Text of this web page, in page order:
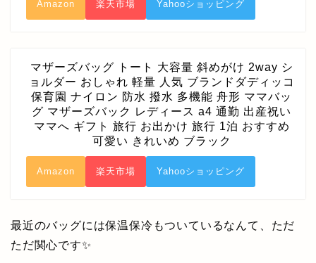
Amazon 楽天市場 Yahooショッピング
マザーズバッグ トート 大容量 斜めがけ 2way シ
ョルダー おしゃれ 軽量 人気 ブランドダディッコ
保育園 ナイロン 防水 撥水 多機能 舟形 ママバッ
グ マザーズバック レディース a4 通勤 出産祝い
ママへ ギフト 旅行 お出かけ 旅行 1泊 おすすめ
可愛い きれいめ ブラック
Amazon 楽天市場 Yahooショッピング
最近のバッグには保温保冷もついているなんて、ただ
ただ関心です✨